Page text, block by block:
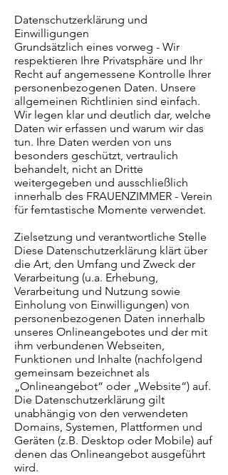
Datenschutzerklärung und
Einwilligungen
Grundsätzlich eines vorweg - Wir
respektieren Ihre Privatsphäre und Ihr
Recht auf angemessene Kontrolle Ihrer
personenbezogenen Daten. Unsere
allgemeinen Richtlinien sind einfach.
Wir legen klar und deutlich dar, welche
Daten wir erfassen und warum wir das
tun. Ihre Daten werden von uns
besonders geschützt, vertraulich
behandelt, nicht an Dritte
weitergegeben und ausschließlich
innerhalb des FRAUENZIMMER - Verein
für femtastische Momente verwendet.
Zielsetzung und verantwortliche Stelle
Diese Datenschutzerklärung klärt über
die Art, den Umfang und Zweck der
Verarbeitung (u.a. Erhebung,
Verarbeitung und Nutzung sowie
Einholung von Einwilligungen) von
personenbezogenen Daten innerhalb
unseres Onlineangebotes und der mit
ihm verbundenen Webseiten,
Funktionen und Inhalte (nachfolgend
gemeinsam bezeichnet als
„Onlineangebot“ oder „Website“) auf.
Die Datenschutzerklärung gilt
unabhängig von den verwendeten
Domains, Systemen, Plattformen und
Geräten (z.B. Desktop oder Mobile) auf
denen das Onlineangebot ausgeführt
wird.